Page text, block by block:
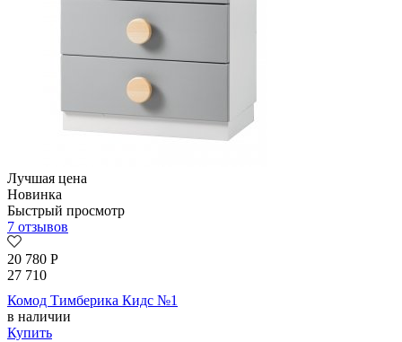
Лучшая цена
Новинка
Быстрый просмотр
7 отзывов
20 780 Р
27 710
Комод Тимберика Кидс №1
в наличии
Купить